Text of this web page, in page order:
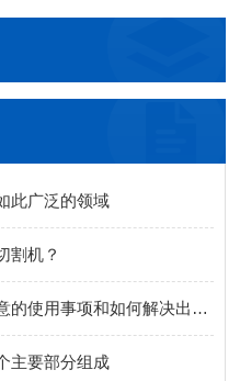
此广泛的领域
割机？
工字钢切割机在使用中应注意的使用事项和如何解决出现的问题
主要部分组成